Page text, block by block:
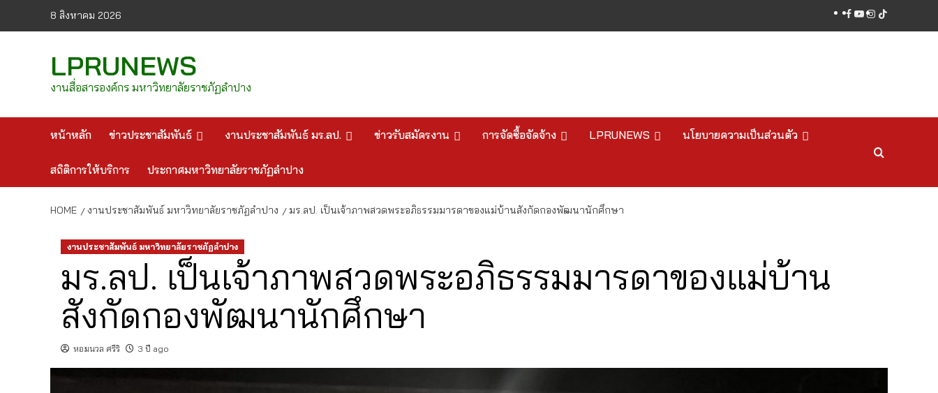
8 สิงหาคม 2026 facebook
youtube
instagram
tiktok
LPRUNEWS
งานสื่อสารองค์กร มหาวิทยาลัยราชภัฏลำปาง
หน้าหลัก ข่าวประชาสัมพันธ์ งานประชาสัมพันธ์ มร.ลป. ข่าวรับสมัครงาน การจัดซื้อจัดจ้าง LPRUNEWS นโยบายความเป็นส่วนตัว
สถิติการให้บริการ ประกาศมหาวิทยาลัยราชภัฏลำปาง
HOME งานประชาสัมพันธ์ มหาวิทยาลัยราชภัฏลำปาง มร.ลป. เป็นเจ้าภาพสวดพระอภิธรรมมารดาของแม่บ้านสังกัดกองพัฒนานักศึกษา
งานประชาสัมพันธ์ มหาวิทยาลัยราชภัฏลำปาง
มร.ลป. เป็นเจ้าภาพสวดพระอภิธรรมมารดาของแม่บ้าน
สังกัดกองพัฒนานักศึกษา
หอมนวล ศรีริ 3 ปี ago